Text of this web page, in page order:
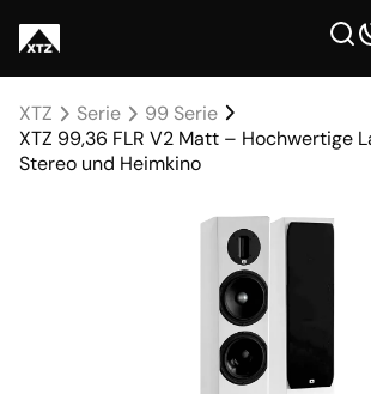
XTZ Serie
99 Serie
XTZ 99,36 FLR V2 Matt – Hochwertige
Stereo und Heimkino